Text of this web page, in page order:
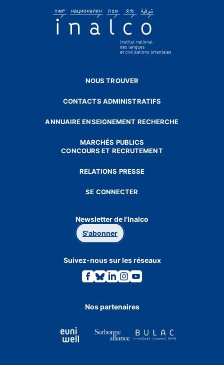
NOUS TROUVER
CONTACTS ADMINISTRATIFS
ANNUAIRE ENSEIGNEMENT RECHERCHE
MARCHÉS PUBLICS
CONCOURS ET RECRUTEMENT
RELATIONS PRESSE
SE CONNECTER
Newsletter de l'Inalco
S'abonner
Suivez-nous sur les réseaux
Lien
vers
Facebook.
Lien
vers
Bluesky.
Lien
vers
Linkedin.
Lien
vers
Instagram.
Lien
vers
Youtube.
Nos partenaires